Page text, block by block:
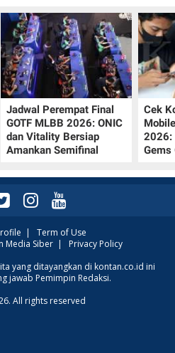
Jadwal Perempat Final
GOTF MLBB 2026: ONIC
dan Vitality Bersiap
Amankan Semifinal
Cek
2026:
Gems
| Term of Use
Media Siber| Privacy Policy
yang ditayangkan di kontan.co.id ini
jawab Pemimpin Redaksi.
All rights reserved